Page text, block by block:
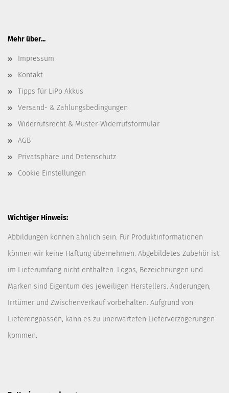
Mehr über...
Impressum
Kontakt
Tipps für LiPo Akkus
Versand- & Zahlungsbedingungen
Widerrufsrecht & Muster-Widerrufsformular
AGB
Privatsphäre und Datenschutz
Cookie Einstellungen
Wichtiger Hinweis:
Abbildungen können ähnlich sein. Für Produktinformationen
können wir keine Haftung übernehmen. Abgebildetes Zubehör ist
im Lieferumfang nicht enthalten. Logos, Bezeichnungen und
Marken sind Eigentum des jeweiligen Herstellers. Änderungen,
Irrtümer und Zwischenverkauf vorbehalten. Aufgrund von
Lieferengpässen, kann es zu unerwarteten Lieferverzögerungen
kommen.